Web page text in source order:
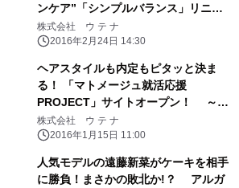
ンケア”「シンプルバランス」リニュ
ーアル！
株式会社 ウ テ ナ
2016年2月24日 14:30
ヘアスタイルも内定もピタッと決ま
る！ 「マトメージュ就活応援
PROJECT」サイトオープン！ ～プ
ロ直伝！伊勢丹写真室カメラマンや、
元CAのキャリアコンサルタントが 教
株式会社 ウ テ ナ
2016年1月15日 11:00
人気モデルの遠藤新菜がケーキを相手
に勝負！まさかの敗北か!？ アルガ